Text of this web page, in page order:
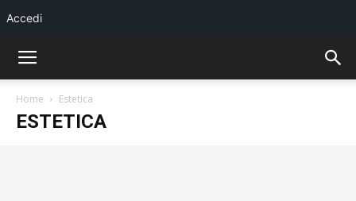
Home Estetica
ESTETICA
Accedi